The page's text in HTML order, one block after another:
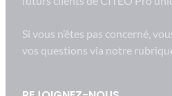
Si vous n’êtes pas concerné,
vos questions via notre